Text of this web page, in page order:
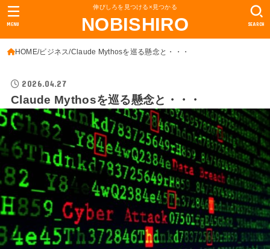
伸びしろを見つける×見つかる
NOBISHIRO SEARCH
MENU
HOME ビジネス Claude Mythosを巡る懸念と・・・
2026.04.27
Claude Mythosを巡る懸念と・・・